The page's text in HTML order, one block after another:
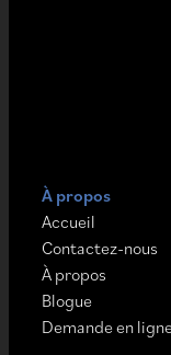
À propos
Accueil
Contactez-nous
À propos
Blogue
Demande en